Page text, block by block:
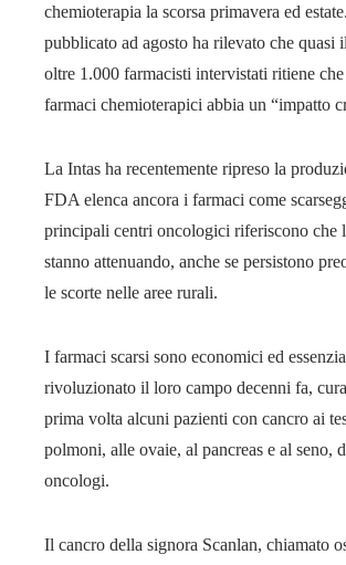
chemioterapia la scorsa primavera ed
pubblicato ad agosto ha rilevato che quasi
oltre 1.000 farmacisti intervistati ritiene
farmaci chemioterapici abbia un “impatto
La Intas ha recentemente ripreso la
FDA elenca ancora i farmaci come
principali centri oncologici riferiscono che
stanno attenuando, anche se persistono
le scorte nelle aree rurali.
I farmaci scarsi sono economici ed
rivoluzionato il loro campo decenni fa,
prima volta alcuni pazienti con cancro ai
polmoni, alle ovaie, al pancreas e al seno,
oncologi.
Il cancro della signora Scanlan, chiamato